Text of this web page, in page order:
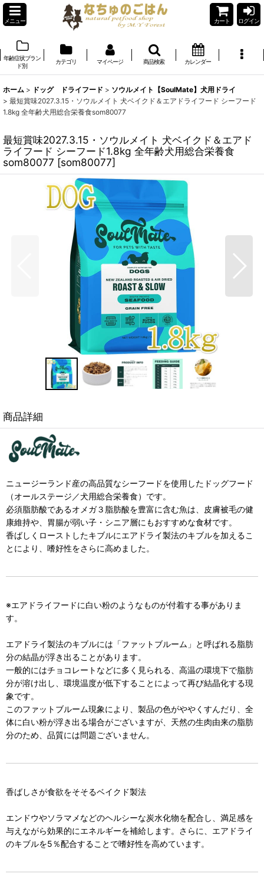
メニュー カート ログイン
年齢症状ブラン
ド別
カテゴリ マイページ 商品検索 カレンダー
ホーム > ドッグ ドライフード > ソウルメイト【SoulMate】犬用ドライ
> 最短賞味2027.3.15・ソウルメイト 犬ベイクド＆エアドライフード シーフード
1.8kg 全年齢犬用総合栄養食som80077
最短賞味2027.3.15・ソウルメイト 犬ベイクド＆エアド
ライフード シーフード1.8kg 全年齢犬用総合栄養食
som80077 [som80077]
商品詳細
ニュージーランド産の高品質なシーフードを使用したドッグフード
（オールステージ／犬用総合栄養食）です。
必須脂肪酸であるオメガ３脂肪酸を豊富に含む魚は、皮膚被毛の健
康維持や、胃腸が弱い子・シニア層にもおすすめな食材です。
香ばしくローストしたキブルにエアドライ製法のキブルを加えるこ
とにより、嗜好性をさらに高めました。
※エアドライフードに白い粉のようなものが付着する事がありま
す。
エアドライ製法のキブルには「ファットブルーム」と呼ばれる脂肪
分の結晶が浮き出ることがあります。
一般的にはチョコレートなどに多く見られる、高温の環境下で脂肪
分が溶け出し、環境温度が低下することによって再び結晶化する現
象です。
このファットブルーム現象により、製品の色がややくすんだり、全
体に白い粉が浮き出る場合がございますが、天然の生肉由来の脂肪
分のため、品質には問題ございません。
香ばしさが食欲をそそるベイクド製法
エンドウやソラマメなどのヘルシーな炭水化物を配合し、満足感を
与えながら効果的にエネルギーを補給します。さらに、エアドライ
のキブルを5％配合することで嗜好性を高めています。